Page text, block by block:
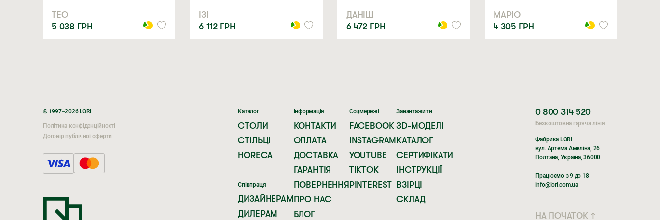
ТЕО
5 038 ГРН
ІЗІ
6 112 ГРН
ДАНІШ
6 472 ГРН
МАРІО
4 305 ГРН
© 1997–2026 LORI
Політика конфіденційності
Договір публічної оферти
Каталог
СТОЛИ
СТІЛЬЦІ
HORECA
Співпраця
ДИЗАЙНЕРАМ
ДИЛЕРАМ
Інформація
КОНТАКТИ
ОПЛАТА
ДОСТАВКА
ГАРАНТІЯ
ПОВЕРНЕННЯ
ПРО НАС
БЛОГ
Соцмережі
FACEBOOK
INSTAGRAM
YOUTUBE
TIKTOK
PINTEREST
Завантажити
3D-МОДЕЛІ
КАТАЛОГ
СЕРТИФІКАТИ
ІНСТРУКЦІЇ
ВЗІРЦІ
СКЛАД
0 800 314 520
Безкоштовна гаряча лінія
Фабрика LORI
вул. Артема Амеліна, 26
Полтава, Україна, 36000
Працюємо з 9 до 18
info@lori.com.ua
НА ПОЧАТОК ↑